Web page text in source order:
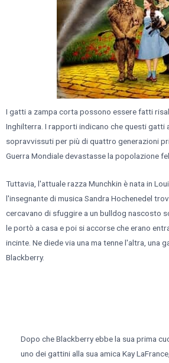
I gatti a zampa corta possono essere fatti
Inghilterra. I rapporti indicano che questi gatti
sopravvissuti per più di quattro generazioni
Guerra Mondiale devastasse la popolazione
Tuttavia, l'attuale razza Munchkin è nata in
l'insegnante di musica Sandra Hochenedel
cercavano di sfuggire a un bulldog nascosto
le portò a casa e poi si accorse che erano
incinte. Ne diede via una ma tenne l'altra, una
Blackberry.
Dopo che Blackberry ebbe la sua prima
uno dei gattini alla sua amica Kay